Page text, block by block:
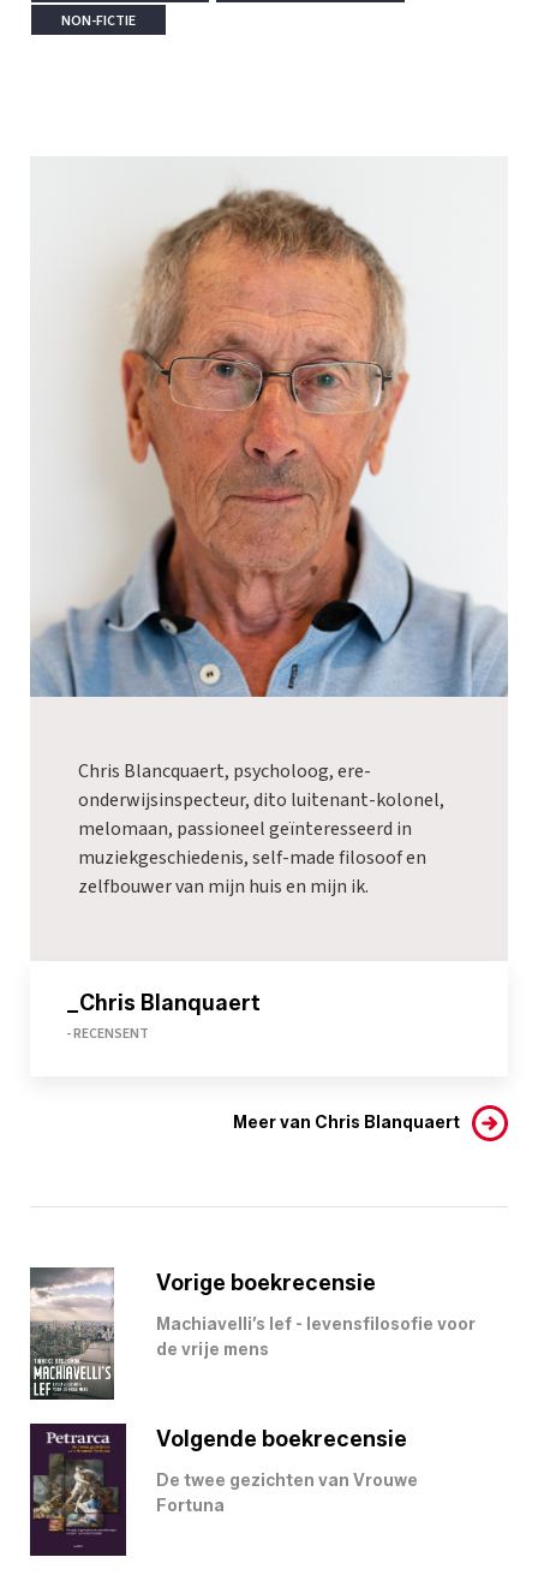
NON-FICTIE
Chris Blancquaert, psycholoog, ere-
onderwijsinspecteur, dito luitenant-kolonel,
melomaan, passioneel geïnteresseerd in
muziekgeschiedenis, self-made filosoof en
zelfbouwer van mijn huis en mijn ik.
_Chris Blanquaert
- RECENSENT
Meer van Chris Blanquaert
Vorige boekrecensie
Machiavelli’s lef - levensfilosofie voor
de vrije mens
Volgende boekrecensie
De twee gezichten van Vrouwe
Fortuna